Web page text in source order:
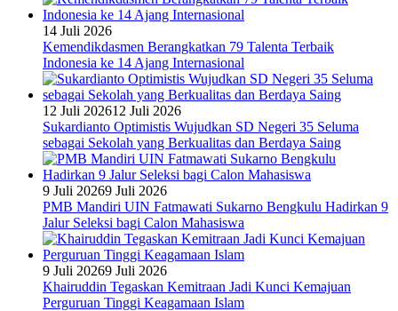
14 Juli 2026
Kemendikdasmen Berangkatkan 79 Talenta Terbaik
Indonesia ke 14 Ajang Internasional
12 Juli 202612 Juli 2026
Sukardianto Optimistis Wujudkan SD Negeri 35 Seluma
sebagai Sekolah yang Berkualitas dan Berdaya Saing
9 Juli 20269 Juli 2026
PMB Mandiri UIN Fatmawati Sukarno Bengkulu Hadirkan 9
Jalur Seleksi bagi Calon Mahasiswa
9 Juli 20269 Juli 2026
Khairuddin Tegaskan Kemitraan Jadi Kunci Kemajuan
Perguruan Tinggi Keagamaan Islam